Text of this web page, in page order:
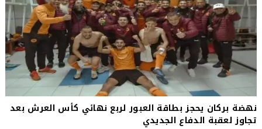
نهضة بركان يحجز بطاقة العبور لربع نهائي كأس العرش بعد
تجاوز لعقبة الدفاع الجديدي